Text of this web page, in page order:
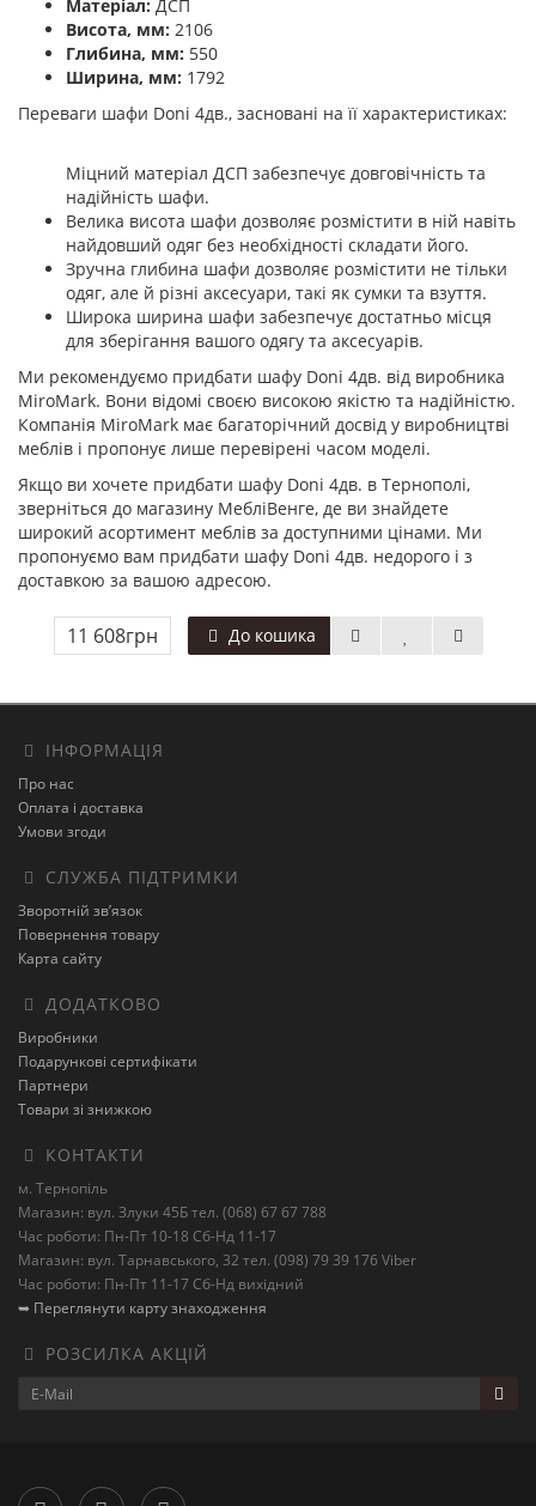
Матеріал: ДСП
Висота, мм: 2106
Глибина, мм: 550
Ширина, мм: 1792
Переваги шафи Doni 4дв., засновані на її характеристиках:
Міцний матеріал ДСП забезпечує довговічність та
надійність шафи.
Велика висота шафи дозволяє розмістити в ній навіть
найдовший одяг без необхідності складати його.
Зручна глибина шафи дозволяє розмістити не тільки
одяг, але й різні аксесуари, такі як сумки та взуття.
Широка ширина шафи забезпечує достатньо місця
для зберігання вашого одягу та аксесуарів.
Ми рекомендуємо придбати шафу Doni 4дв. від виробника
MiroMark. Вони відомі своєю високою якістю та надійністю.
Компанія MiroMark має багаторічний досвід у виробництві
меблів і пропонує лише перевірені часом моделі.
Якщо ви хочете придбати шафу Doni 4дв. в Тернополі,
зверніться до магазину МебліВенге, де ви знайдете
широкий асортимент меблів за доступними цінами. Ми
пропонуємо вам придбати шафу Doni 4дв. недорого і з
доставкою за вашою адресою.
11 608грн До кошика
ІНФОРМАЦІЯ
Про нас
Оплата і доставка
Умови згоди
СЛУЖБА ПІДТРИМКИ
Зворотній зв’язок
Повернення товару
Карта сайту
ДОДАТКОВО
Виробники
Подарункові сертифікати
Партнери
Товари зі знижкою
КОНТАКТИ
м. Тернопіль
Магазин: вул. Злуки 45Б тел. (068) 67 67 788
Час роботи: Пн-Пт 10-18 Сб-Нд 11-17
Магазин: вул. Тарнавського, 32 тел. (098) 79 39 176 Viber
Час роботи: Пн-Пт 11-17 Сб-Нд вихідний
➥ Переглянути карту знаходження
РОЗСИЛКА АКЦІЙ